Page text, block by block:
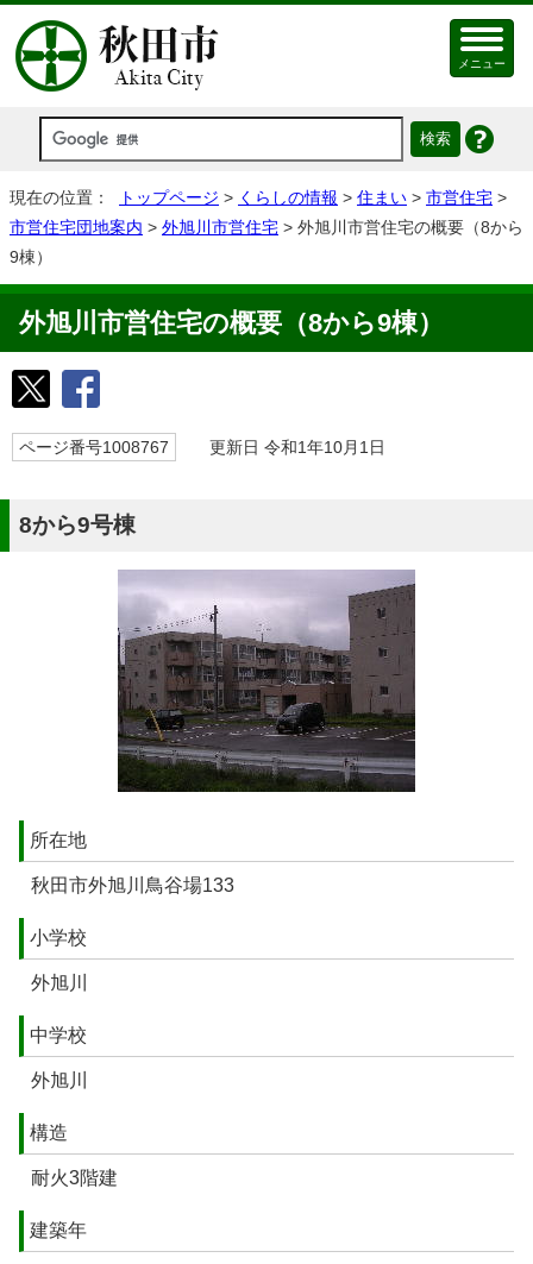
メニュー
現在の位置： トップページ > くらしの情報 > 住まい > 市営住宅 >
市営住宅団地案内 > 外旭川市営住宅 > 外旭川市営住宅の概要（8から
9棟）
外旭川市営住宅の概要（8から9棟）
ページ番号1008767 更新日 令和1年10月1日
8から9号棟
所在地
秋田市外旭川鳥谷場133
小学校
外旭川
中学校
外旭川
構造
耐火3階建
建築年